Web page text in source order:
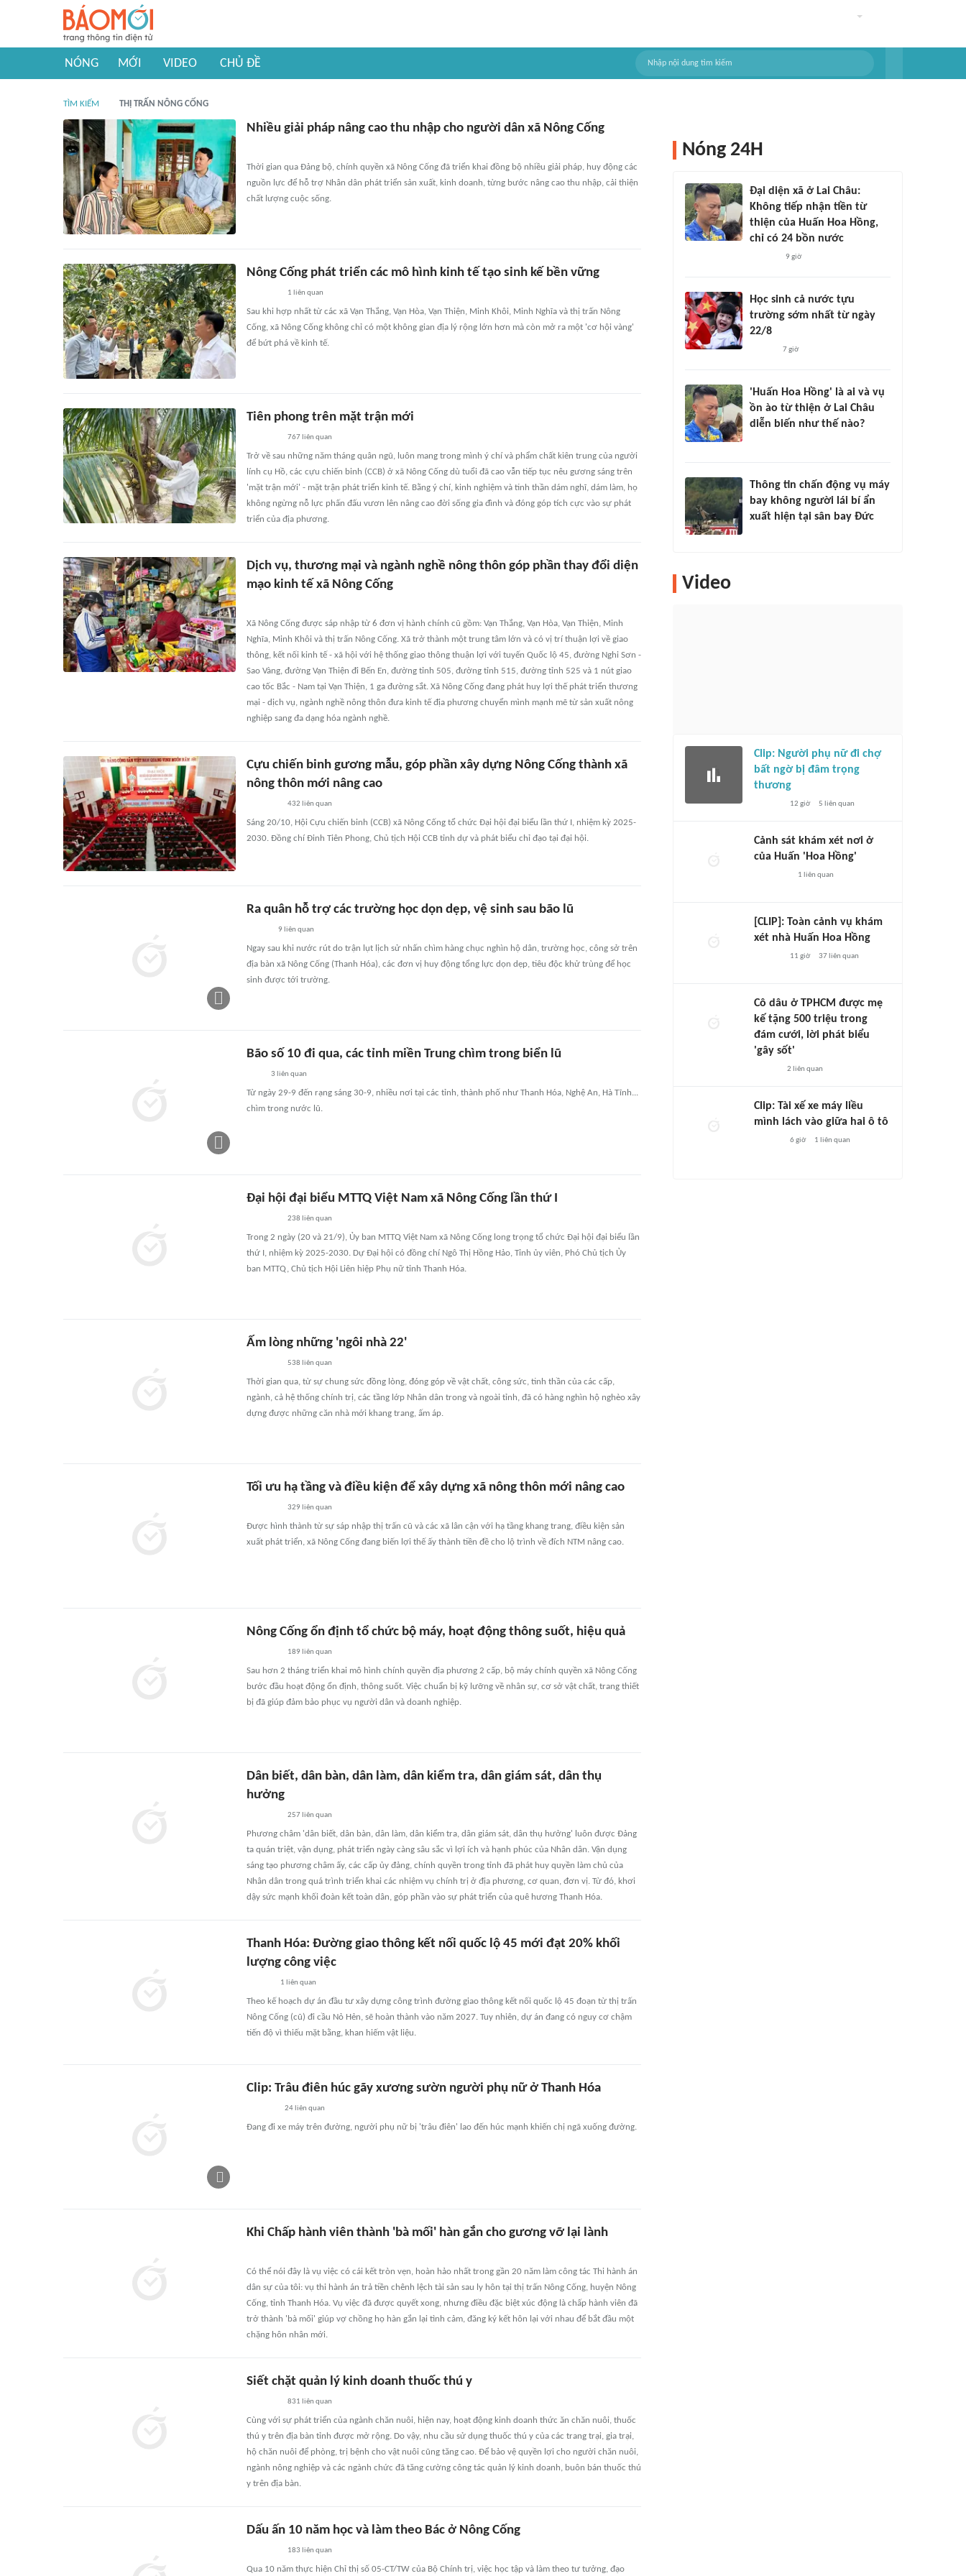
NÓNG MỚI VIDEO CHỦ ĐỀ
TÌM KIẾM THỊ TRẤN NÔNG CỐNG
Nhiều giải pháp nâng cao thu nhập cho người dân xã Nông Cống
Thời gian qua Đảng bộ, chính quyền xã Nông Cống đã triển khai đồng bộ nhiều giải pháp, huy động các
nguồn lực để hỗ trợ Nhân dân phát triển sản xuất, kinh doanh, từng bước nâng cao thu nhập, cải thiện
chất lượng cuộc sống.
Nông Cống phát triển các mô hình kinh tế tạo sinh kế bền vững
1 liên quan
Sau khi hợp nhất từ các xã Vạn Thắng, Vạn Hòa, Vạn Thiện, Minh Khôi, Minh Nghĩa và thị trấn Nông
Cống, xã Nông Cống không chỉ có một không gian địa lý rộng lớn hơn mà còn mở ra một 'cơ hội vàng'
để bứt phá về kinh tế.
Tiên phong trên mặt trận mới
767 liên quan
Trở về sau những năm tháng quân ngũ, luôn mang trong mình ý chí và phẩm chất kiên trung của người
lính cụ Hồ, các cựu chiến binh (CCB) ở xã Nông Cống dù tuổi đã cao vẫn tiếp tục nêu gương sáng trên
'mặt trận mới' - mặt trận phát triển kinh tế. Bằng ý chí, kinh nghiệm và tinh thần dám nghĩ, dám làm, họ
không ngừng nỗ lực phấn đấu vươn lên nâng cao đời sống gia đình và đóng góp tích cực vào sự phát
triển của địa phương.
Dịch vụ, thương mại và ngành nghề nông thôn góp phần thay đổi diện
mạo kinh tế xã Nông Cống
Xã Nông Cống được sáp nhập từ 6 đơn vị hành chính cũ gồm: Vạn Thắng, Vạn Hòa, Vạn Thiện, Minh
Nghĩa, Minh Khôi và thị trấn Nông Cống. Xã trở thành một trung tâm lớn và có vị trí thuận lợi về giao
thông, kết nối kinh tế - xã hội với hệ thống giao thông thuận lợi với tuyến Quốc lộ 45, đường Nghi Sơn -
Sao Vàng, đường Vạn Thiện đi Bến En, đường tỉnh 505, đường tỉnh 515, đường tỉnh 525 và 1 nút giao
cao tốc Bắc - Nam tại Vạn Thiện, 1 ga đường sắt. Xã Nông Cống đang phát huy lợi thế phát triển thương
mại - dịch vụ, ngành nghề nông thôn đưa kinh tế địa phương chuyển mình mạnh mẽ từ sản xuất nông
nghiệp sang đa dạng hóa ngành nghề.
Cựu chiến binh gương mẫu, góp phần xây dựng Nông Cống thành xã
nông thôn mới nâng cao
432 liên quan
Sáng 20/10, Hội Cựu chiến binh (CCB) xã Nông Cống tổ chức Đại hội đại biểu lần thứ I, nhiệm kỳ 2025-
2030. Đồng chí Đinh Tiên Phong, Chủ tịch Hội CCB tỉnh dự và phát biểu chỉ đạo tại đại hội.
Ra quân hỗ trợ các trường học dọn dẹp, vệ sinh sau bão lũ
9 liên quan
Ngay sau khi nước rút do trận lụt lịch sử nhấn chìm hàng chục nghìn hộ dân, trường học, công sở trên
địa bàn xã Nông Cống (Thanh Hóa), các đơn vị huy động tổng lực dọn dẹp, tiêu độc khử trùng để học
sinh được tới trường.
Bão số 10 đi qua, các tỉnh miền Trung chìm trong biển lũ
3 liên quan
Từ ngày 29-9 đến rạng sáng 30-9, nhiều nơi tại các tỉnh, thành phố như Thanh Hóa, Nghệ An, Hà Tĩnh...
chìm trong nước lũ.
Đại hội đại biểu MTTQ Việt Nam xã Nông Cống lần thứ I
238 liên quan
Trong 2 ngày (20 và 21/9), Ủy ban MTTQ Việt Nam xã Nông Cống long trọng tổ chức Đại hội đại biểu lần
thứ I, nhiệm kỳ 2025-2030. Dự Đại hội có đồng chí Ngô Thị Hồng Hảo, Tỉnh ủy viên, Phó Chủ tịch Ủy
ban MTTQ, Chủ tịch Hội Liên hiệp Phụ nữ tỉnh Thanh Hóa.
Ấm lòng những 'ngôi nhà 22'
538 liên quan
Thời gian qua, từ sự chung sức đồng lòng, đóng góp về vật chất, công sức, tinh thần của các cấp,
ngành, cả hệ thống chính trị, các tầng lớp Nhân dân trong và ngoài tỉnh, đã có hàng nghìn hộ nghèo xây
dựng được những căn nhà mới khang trang, ấm áp.
Tối ưu hạ tầng và điều kiện để xây dựng xã nông thôn mới nâng cao
329 liên quan
Được hình thành từ sự sáp nhập thị trấn cũ và các xã lân cận với hạ tầng khang trang, điều kiện sản
xuất phát triển, xã Nông Cống đang biến lợi thế ấy thành tiền đề cho lộ trình về đích NTM nâng cao.
Nông Cống ổn định tổ chức bộ máy, hoạt động thông suốt, hiệu quả
189 liên quan
Sau hơn 2 tháng triển khai mô hình chính quyền địa phương 2 cấp, bộ máy chính quyền xã Nông Cống
bước đầu hoạt động ổn định, thông suốt. Việc chuẩn bị kỹ lưỡng về nhân sự, cơ sở vật chất, trang thiết
bị đã giúp đảm bảo phục vụ người dân và doanh nghiệp.
Dân biết, dân bàn, dân làm, dân kiểm tra, dân giám sát, dân thụ
hưởng
257 liên quan
Phương châm 'dân biết, dân bàn, dân làm, dân kiểm tra, dân giám sát, dân thụ hưởng' luôn được Đảng
ta quán triệt, vận dụng, phát triển ngày càng sâu sắc vì lợi ích và hạnh phúc của Nhân dân. Vận dụng
sáng tạo phương châm ấy, các cấp ủy đảng, chính quyền trong tỉnh đã phát huy quyền làm chủ của
Nhân dân trong quá trình triển khai các nhiệm vụ chính trị ở địa phương, cơ quan, đơn vị. Từ đó, khơi
dậy sức mạnh khối đoàn kết toàn dân, góp phần vào sự phát triển của quê hương Thanh Hóa.
Thanh Hóa: Đường giao thông kết nối quốc lộ 45 mới đạt 20% khối
lượng công việc
1 liên quan
Theo kế hoạch dự án đầu tư xây dựng công trình đường giao thông kết nối quốc lộ 45 đoạn từ thị trấn
Nông Cống (cũ) đi cầu Nỏ Hẻn, sẽ hoàn thành vào năm 2027. Tuy nhiên, dự án đang có nguy cơ chậm
tiến độ vì thiếu mặt bằng, khan hiếm vật liệu.
Clip: Trâu điên húc gãy xương sườn người phụ nữ ở Thanh Hóa
24liên quan
Đang đi xe máy trên đường, người phụ nữ bị 'trâu điên' lao đến húc mạnh khiến chị ngã xuống đường.
Khi Chấp hành viên thành 'bà mối' hàn gắn cho gương vỡ lại lành
Có thể nói đây là vụ việc có cái kết tròn vẹn, hoàn hảo nhất trong gần 20 năm làm công tác Thi hành án
dân sự của tôi: vụ thi hành án trả tiền chênh lệch tài sản sau ly hôn tại thị trấn Nông Cống, huyện Nông
Cống, tỉnh Thanh Hóa. Vụ việc đã được quyết xong, nhưng điều đặc biệt xúc động là chấp hành viên đã
trở thành 'bà mối' giúp vợ chồng họ hàn gắn lại tình cảm, đăng ký kết hôn lại với nhau để bắt đầu một
chặng hôn nhân mới.
Siết chặt quản lý kinh doanh thuốc thú y
831 liên quan
Cùng với sự phát triển của ngành chăn nuôi, hiện nay, hoạt động kinh doanh thức ăn chăn nuôi, thuốc
thú y trên địa bàn tỉnh được mở rộng. Do vậy, nhu cầu sử dụng thuốc thú y của các trang trại, gia trại,
hộ chăn nuôi để phòng, trị bệnh cho vật nuôi cũng tăng cao. Để bảo vệ quyền lợi cho người chăn nuôi,
ngành nông nghiệp và các ngành chức đã tăng cường công tác quản lý kinh doanh, buôn bán thuốc thú
y trên địa bàn.
Dấu ấn 10 năm học và làm theo Bác ở Nông Cống
183 liên quan
Qua 10 năm thực hiện Chỉ thị số 05-CT/TW của Bộ Chính trị, việc học tập và làm theo tư tưởng, đạo
Nóng 24H
Đại diện xã ở Lai Châu:
Không tiếp nhận tiền từ
thiện của Huấn Hoa Hồng,
chỉ có 24 bồn nước
9 giờ
Học sinh cả nước tựu
trường sớm nhất từ ngày
22/8
7 giờ
'Huấn Hoa Hồng' là ai và vụ
ồn ào từ thiện ở Lai Châu
diễn biến như thế nào?
Thông tin chấn động vụ máy
bay không người lái bí ẩn
xuất hiện tại sân bay Đức
Video
Clip: Người phụ nữ đi chợ
bất ngờ bị đâm trọng
thương
12 giờ 5 liên quan
Cảnh sát khám xét nơi ở
của Huấn 'Hoa Hồng'
1 liên quan
[CLIP]: Toàn cảnh vụ khám
xét nhà Huấn Hoa Hồng
11 giờ 37liên quan
Cô dâu ở TPHCM được mẹ
kế tặng 500 triệu trong
đám cưới, lời phát biểu
'gây sốt'
2 liên quan
Clip: Tài xế xe máy liều
mình lách vào giữa hai ô tô
6 giờ 1 liên quan